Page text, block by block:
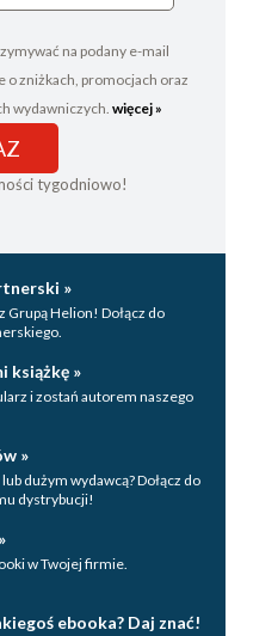
na podany e-mail
o zniżkach, promocjach oraz
wydawniczych. więcej »
tygodniowo!
»
Grupą Helion! Dołącz do
książkę »
i zostań autorem naszego
»
dużym wydawcą? Dołącz do
dystrybucji!
w Twojej firmie.
ebooka? Daj znać!